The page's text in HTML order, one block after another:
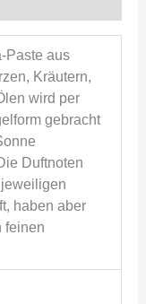
Paste aus
Kräutern,
wird per
gebracht
Duftnoten
haben aber
feinen